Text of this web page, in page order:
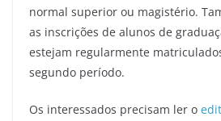
normal superior ou magistério.
as inscrições de alunos de
estejam regularmente
segundo período.
Os interessados precisam ler o